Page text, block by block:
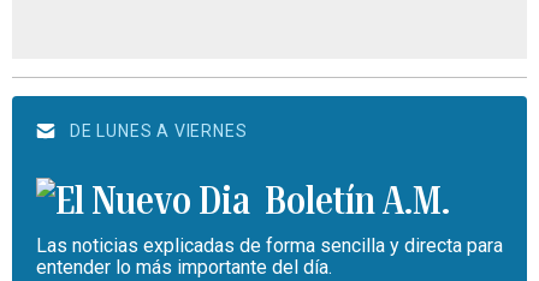
DE LUNES A VIERNES
Boletín A.M.
Las noticias explicadas de forma sencilla y directa para
entender lo más importante del día.